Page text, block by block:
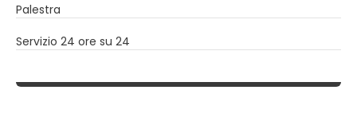
Palestra
Servizio 24 ore su 24